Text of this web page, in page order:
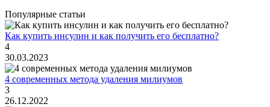
Популярные статьи
Как купить инсулин и как получить его бесплатно?
4
30.03.2023
4 современных метода удаления милиумов
3
26.12.2022